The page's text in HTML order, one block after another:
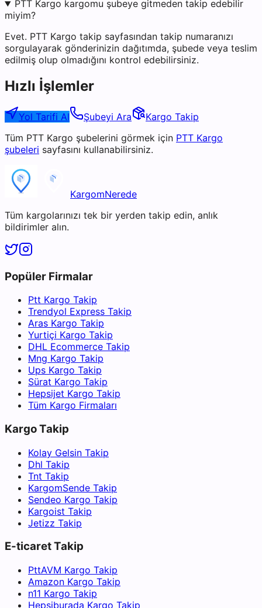
PTT Kargo kargomu şubeye gitmeden takip edebilir
miyim?
Evet. PTT Kargo takip sayfasından takip numaranızı
sorgulayarak gönderinizin dağıtımda, şubede veya teslim
edilmiş olup olmadığını kontrol edebilirsiniz.
Hızlı İşlemler
Yol Tarifi Al Şubeyi Ara
Kargo Takip
Tüm PTT Kargo şubelerini görmek için PTT Kargo
şubeleri sayfasını kullanabilirsiniz.
KargomNerede
Tüm kargolarınızı tek bir yerden takip edin, anlık
bildirimler alın.
Popüler Firmalar
Ptt Kargo Takip
Trendyol Express Takip
Aras Kargo Takip
Yurtiçi Kargo Takip
DHL Ecommerce Takip
Mng Kargo Takip
Ups Kargo Takip
Sürat Kargo Takip
Hepsijet Kargo Takip
Tüm Kargo Firmaları
Kargo Takip
Kolay Gelsin Takip
Dhl Takip
Tnt Takip
KargomSende Takip
Sendeo Kargo Takip
Kargoist Takip
Jetizz Takip
E-ticaret Takip
PttAVM Kargo Takip
Amazon Kargo Takip
n11 Kargo Takip
Hepsiburada Kargo Takip